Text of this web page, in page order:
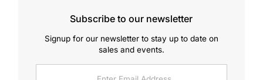
Subscribe to our newsletter
Signup for our newsletter to stay up to date on
sales and events.